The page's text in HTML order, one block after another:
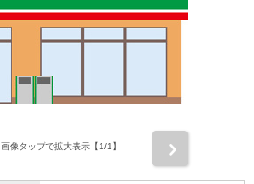
画像タップで拡大表示【1/1】